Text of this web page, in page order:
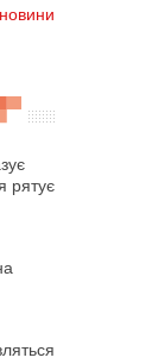
рятує